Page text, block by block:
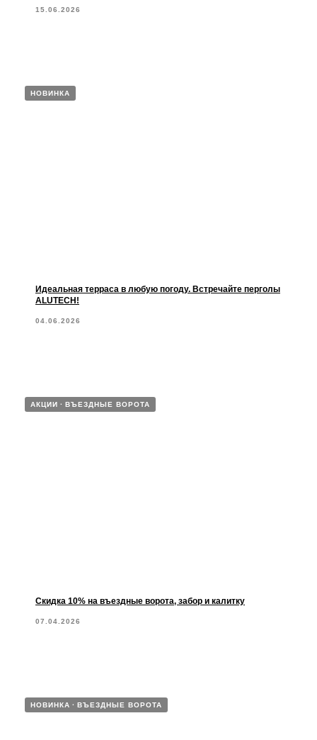
15.06.2026
НОВИНКА
Идеальная терраса в любую погоду. Встречайте перголы
ALUTECH!
04.06.2026
АКЦИИ ВЪЕЗДНЫЕ ВОРОТА
Скидка 10% на въездные ворота, забор и калитку
07.04.2026
НОВИНКА ВЪЕЗДНЫЕ ВОРОТА